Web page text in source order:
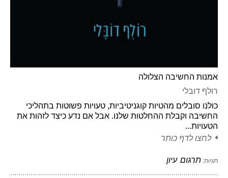
אמנות החשיבה הצלולה
רולף דובלי
כולנו סובלים מהטיות קוגניטיביות, טעויות פשוטות בתהליכי
החשיבה וקבלת ההחלטות שלנו. אבל אם נדע כיצד לזהות את
הטעויות...
לחצו לדף כותר
תגיות: תרגום עיון